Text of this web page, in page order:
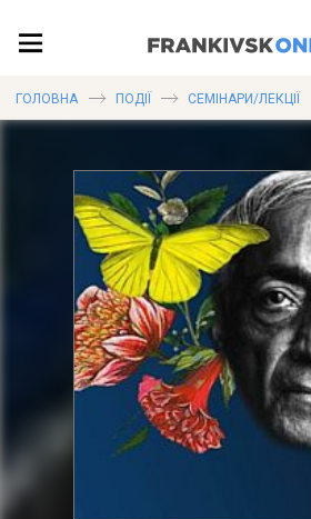
ПУБЛІКАЦІЇ
ГОЛОВНА ПОДІЇ СЕМІНАРИ/ЛЕКЦІЇ